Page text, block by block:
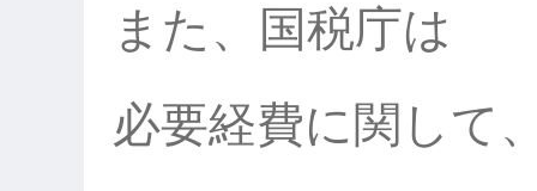
また、国税庁は
必要経費に関して